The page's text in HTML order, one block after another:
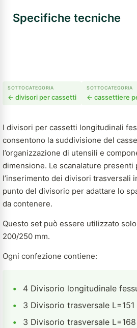
Specifiche tecniche
SOTTOCATEGORIA
← divisori per cassetti
SOTTOCATEGORIA
← cassettiere
I divisori per cassetti longitudinali
consentono la suddivisione del
l’organizzazione di utensili e
dimensione. Le scanalature presenti
l’inserimento dei divisori trasversali
punto del divisorio per adattare lo
da contenere.
Questo set può essere utilizzato
200/250 mm.
Ogni confezione contiene:
•
4 Divisorio longitudinale
•
3 Divisorio trasversale L=151
•
3 Divisorio trasversale